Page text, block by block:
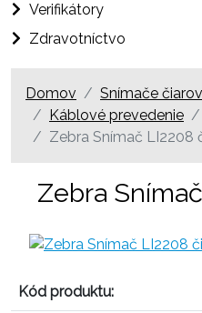
Verifikátory
Zdravotníctvo
Domov
Snímače
Káblové prevedenie
Zebra Snímač LI2208
Zebra
Kód produktu: